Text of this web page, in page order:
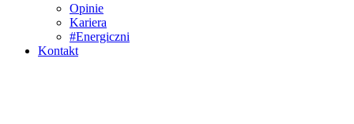
Opinie
Kariera
#Energiczni
Kontakt